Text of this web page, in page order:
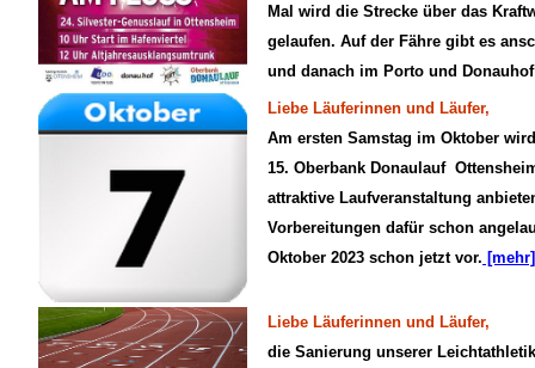
Mal wird die Strecke über das
gelaufen. Auf der Fähre gibt es
und danach im Porto und
Liebe Läuferinnen und Läufer,
Am ersten Samstag im Oktober
15. Oberbank Donaulauf
attraktive Laufveranstaltung
Vorbereitungen dafür schon
Oktober 2023 schon jetzt vor. [mehr]
Liebe Läuferinnen und Läufer,
die Sanierung unserer